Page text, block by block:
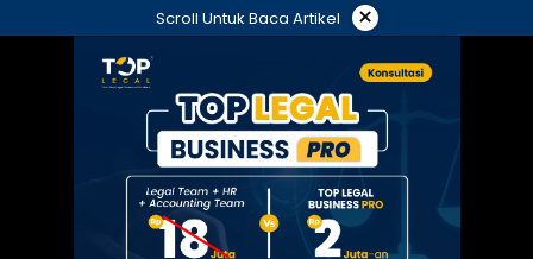
ke
Scroll Untuk Baca Artikel ×